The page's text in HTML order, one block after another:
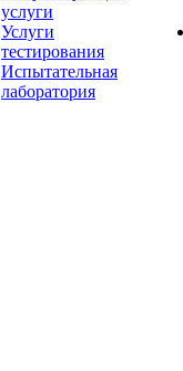
услуги
Услуги
тестирования
Испытательная
лаборатория